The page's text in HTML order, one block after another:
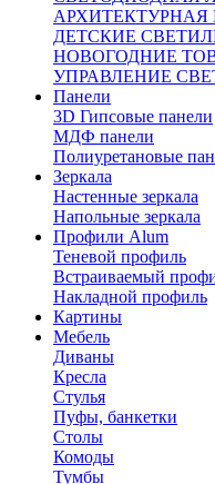
АРХИТЕКТУРНАЯ
ДЕТСКИЕ
НОВОГОДНИЕ
УПРАВЛЕНИЕ
Панели
3D Гипсовые панели
МДФ панели
Полиуретановые
Зеркала
Настенные зеркала
Напольные зеркала
Профили Alum
Теневой профиль
Встраиваемый
Накладной профиль
Картины
Мебель
Диваны
Кресла
Стулья
Пуфы, банкетки
Столы
Комоды
Тумбы